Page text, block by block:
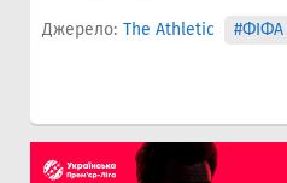
Джерело: The Athletic #ФІФА